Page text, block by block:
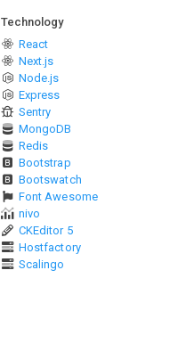
Technology
React
Next.js
Node.js
Express
Sentry
MongoDB
Redis
Bootstrap
Bootswatch
Font Awesome
nivo
CKEditor 5
Hostfactory
Scalingo